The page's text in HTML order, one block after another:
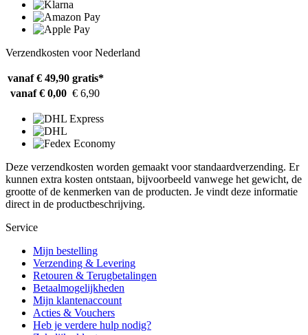
Verzendkosten voor Nederland
vanaf € 49,90 gratis*
vanaf € 0,00 € 6,90
Deze verzendkosten worden gemaakt voor standaardverzending. Er
kunnen extra kosten ontstaan, bijvoorbeeld vanwege het gewicht, de
grootte of de kenmerken van de producten. Je vindt deze informatie
direct in de productbeschrijving.
Service
Mijn bestelling
Verzending & Levering
Retouren & Terugbetalingen
Betaalmogelijkheden
Mijn klantenaccount
Acties & Vouchers
Heb je verdere hulp nodig?